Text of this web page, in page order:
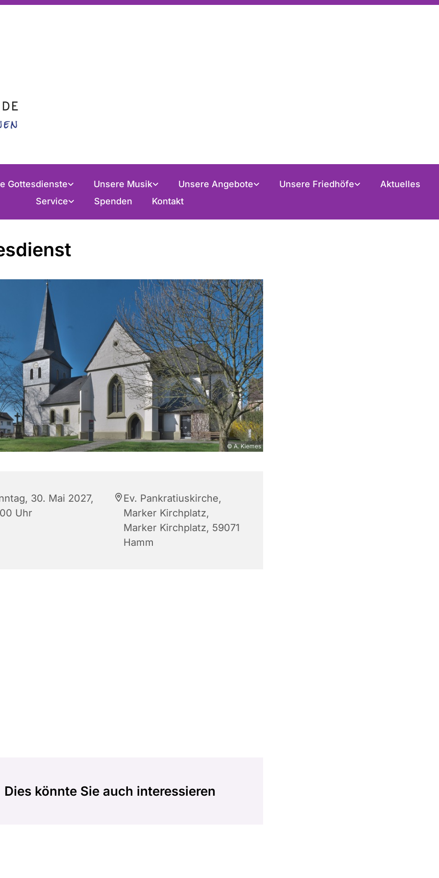
Gottesdienste Unsere Musik Unsere Angebote Unsere Friedhöfe
Aktuelles
Service
Spenden Kontakt
© A. Kiemes
30. Mai 2027,
Uhr
Ev. Pankratiuskirche,
Marker Kirchplatz,
Marker Kirchplatz, 59071
Hamm
Dies könnte Sie auch interessieren